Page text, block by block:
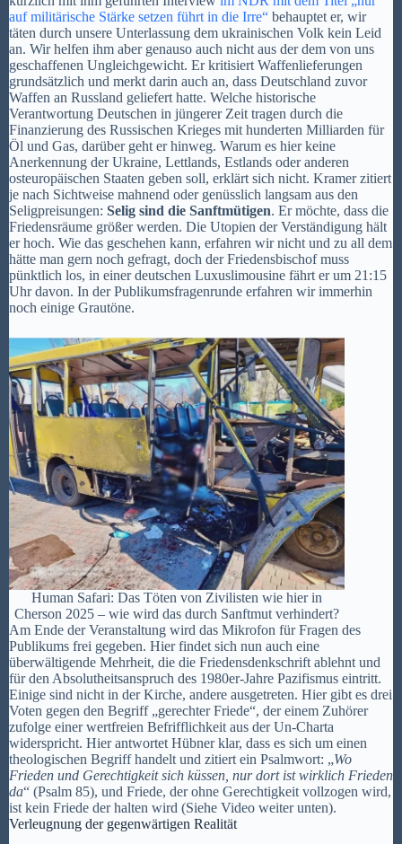
auf militärische Stärke setzen führt in die Irre“ behauptet er, wir
täten durch unsere Unterlassung dem ukrainischen Volk kein Leid
an. Wir helfen ihm aber genauso auch nicht aus der dem von uns
geschaffenen Ungleichgewicht. Er kritisiert Waffenlieferungen
grundsätzlich und merkt darin auch an, dass Deutschland zuvor
Waffen an Russland geliefert hatte. Welche historische
Verantwortung Deutschen in jüngerer Zeit tragen durch die
Finanzierung des Russischen Krieges mit hunderten Milliarden für
Öl und Gas, darüber geht er hinweg. Warum es hier keine
Anerkennung der Ukraine, Lettlands, Estlands oder anderen
osteuropäischen Staaten geben soll, erklärt sich nicht. Kramer zitiert
je nach Sichtweise mahnend oder genüsslich langsam aus den
Seligpreisungen: Selig sind die Sanftmütigen. Er möchte, dass die
Friedensräume größer werden. Die Utopien der Verständigung hält
er hoch. Wie das geschehen kann, erfahren wir nicht und zu all dem
hätte man gern noch gefragt, doch der Friedensbischof muss
pünktlich los, in einer deutschen Luxuslimousine fährt er um 21:15
Uhr davon. In der Publikumsfragenrunde erfahren wir immerhin
noch einige Grautöne.
Human Safari: Das Töten von Zivilisten wie hier in
Cherson 2025 – wie wird das durch Sanftmut verhindert?
Am Ende der Veranstaltung wird das Mikrofon für Fragen des
Publikums frei gegeben. Hier findet sich nun auch eine
überwältigende Mehrheit, die die Friedensdenkschrift ablehnt und
für den Absolutheitsanspruch des 1980er-Jahre Pazifismus eintritt.
Einige sind nicht in der Kirche, andere ausgetreten. Hier gibt es drei
Voten gegen den Begriff „gerechter Friede“, der einem Zuhörer
zufolge einer wertfreien Befrifflichkeit aus der Un-Charta
widerspricht. Hier antwortet Hübner klar, dass es sich um einen
theologischen Begriff handelt und zitiert ein Psalmwort: „Wo
Frieden und Gerechtigkeit sich küssen, nur dort ist wirklich Frieden
da“ (Psalm 85), und Friede, der ohne Gerechtigkeit vollzogen wird,
ist kein Friede der halten wird (Siehe Video weiter unten).
Verleugnung der gegenwärtigen Realität